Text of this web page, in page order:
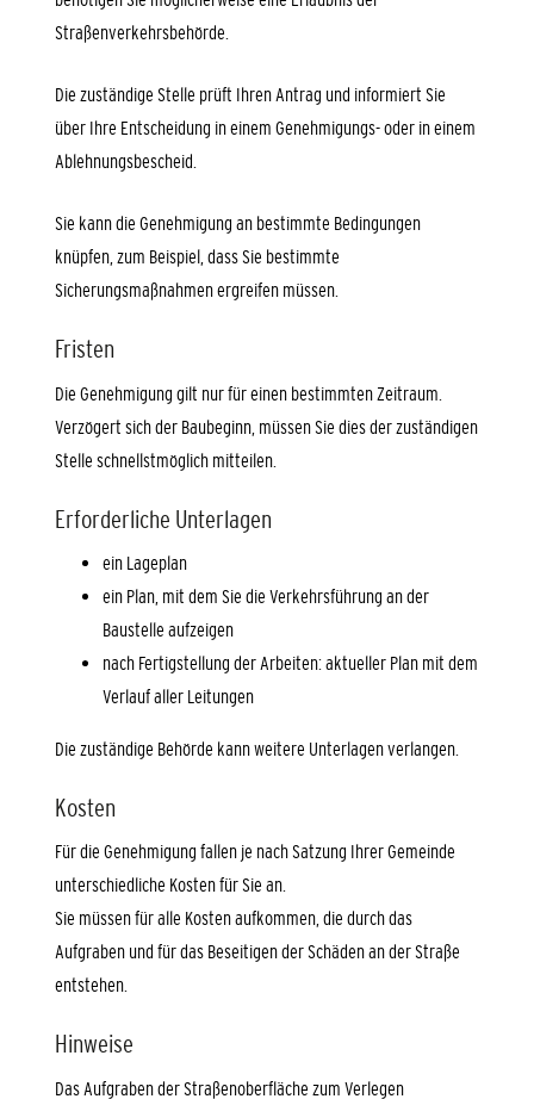
Straßenverkehrsbehörde.
Die zuständige Stelle prüft Ihren Antrag und informiert Sie
über Ihre Entscheidung in einem Genehmigungs- oder in einem
Ablehnungsbescheid.
Sie kann die Genehmigung an bestimmte Bedingungen
knüpfen, zum Beispiel, dass Sie bestimmte
Sicherungsmaßnahmenergreifen müssen.
Fristen
Die Genehmigung gilt nur für einen bestimmten Zeitraum.
Verzögert sich der Baubeginn, müssen Sie dies der zuständigen
Stelle schnellstmöglich mitteilen.
Erforderliche Unterlagen
ein Lageplan
ein Plan, mit dem Sie die Verkehrsführung an der
Baustelle aufzeigen
nach Fertigstellung der Arbeiten: aktueller Plan mit dem
Verlauf aller Leitungen
Die zuständige Behörde kann weitere Unterlagen verlangen.
Kosten
Für die Genehmigung fallen je nach Satzung Ihrer Gemeinde
unterschiedliche Kosten für Sie an.
Sie müssen für alle Kosten aufkommen, die durch das
Aufgraben und für das Beseitigen der Schäden an der Straße
entstehen.
Hinweise
Das Aufgraben der Straßenoberfläche zum Verlegen